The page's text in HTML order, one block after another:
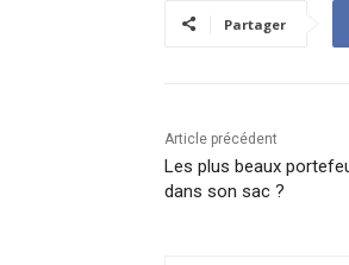
Partager
Article précédent
Les plus beaux
dans son sac ?